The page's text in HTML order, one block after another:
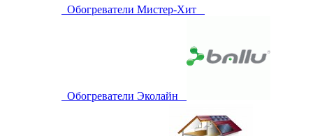
Обогреватели Мистер-Хит
Обогреватели Эколайн